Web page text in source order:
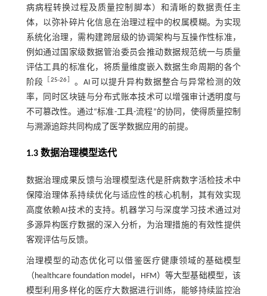
病病程转换过程及质量控制脚本）和清晰的数据责任主
体，以弥补碎片化信息在治理过程中的权属模糊。为实现
系统化治理，需构建跨层级的协调架构与互操作性标准，
例如通过国家级数据管治委员会推动数据规范统一与质量
评估工具的标准化，将质量维度嵌入数据生命周期的各个
阶段
［25-26
。AI可以提升异构数据整合与异常检测的效
率，同时区块链与分布式账本技术可以增强审计透明度与
不可篡改性。通过“标准-工具-流程”的协同，使得质量控制
与溯源追踪共同构成了医学数据应用的前提。
1.3 数据治理模型迭代
数据治理成果反馈与治理模型迭代是肝病数字活检技术中
保障治理体系持续优化与适应性的核心机制，其有效实现
高度依赖AI技术的支持。机器学习与深度学习技术通过对
多源异构医疗数据的深入分析，为治理措施的有效性提供
客观评估与反馈。
治理模型的动态优化可以借鉴医疗健康领域的基础模型
（healthcare foundation model，HFM）等大型基础模型，该
模型利用多样化的医疗大数据进行训练，能够持续监控治